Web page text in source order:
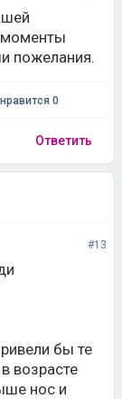
пожелания.
0
Ответить
#13
бы те
возрасте
нос и